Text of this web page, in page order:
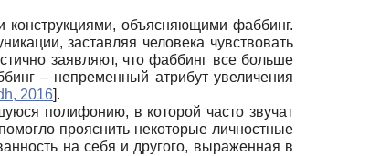
конструкциями, объясняющими фаббинг.
заставляя человека чувствовать
заявляют, что фаббинг все больше
– непременный атрибут увеличения
2016].
полифонию, в которой часто звучат
прояснить некоторые личностные
на себя и другого, выраженная в